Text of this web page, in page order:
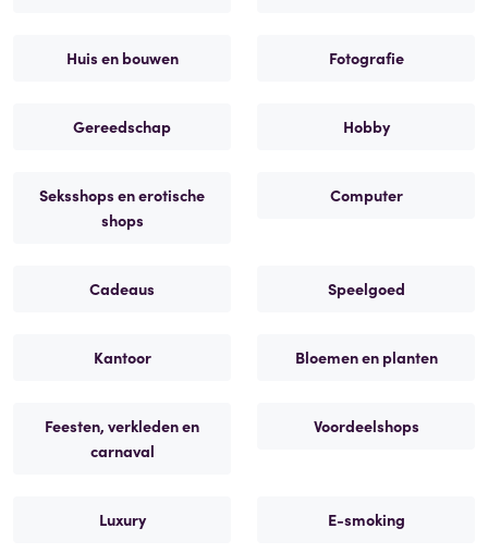
Huis en bouwen Fotografie
Gereedschap Hobby
Seksshops en erotische
shops
Computer
Cadeaus Speelgoed
Kantoor Bloemen en planten
Feesten, verkleden en
carnaval
Voordeelshops
Luxury E-smoking